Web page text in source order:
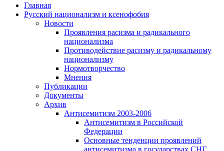
Главная
Русский национализм и ксенофобия
Новости
Проявления расизма и радикального
национализма
Противодействие расизму и радикальному
национализму
Нормотворчество
Мнения
Публикации
Документы
Архив
Антисемитизм 2003-2006
Антисемитизм в Российской
Федерации
Основные тенденции проявлений
антисемитизма в государствах СНГ